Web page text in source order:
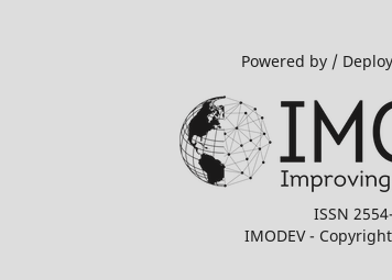
Powered by /
ISSN
IMODEV -